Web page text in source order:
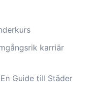
karriär
Guide till Städer